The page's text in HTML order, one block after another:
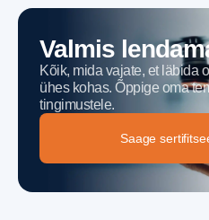
Valmis
Kõik, mida vajate, et läbida
ühes kohas. Õppige oma
tingimustele.
Saage